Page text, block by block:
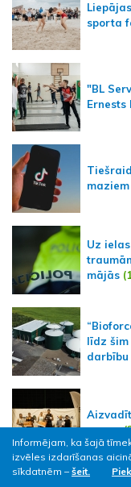
Informējam, ka šajā
izvēles izdarīšanas
sīkdatnēm – šeit.
sporta
"BL
Ernests
Uz
mājās
līdz
posms